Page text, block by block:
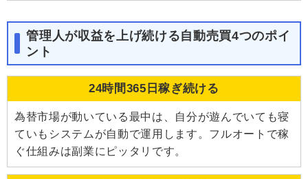
管理人が収益を上げ続ける自動売買4つのポイ
ント
24時間365日稼ぎ続ける
為替市場が動いている最中は、自分が遊んでいても寝
ていもシステムが自動で運用します。フルオートで稼
ぐ仕組みは副業にピッタリです。